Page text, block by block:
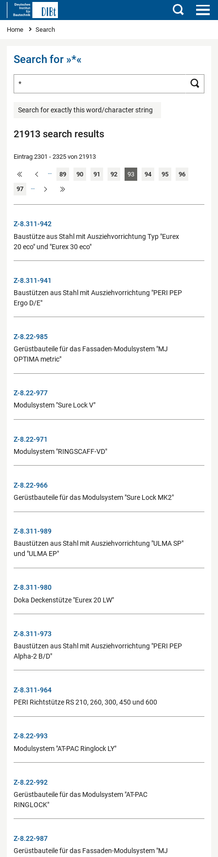
Search
You are here
Home Search
Search for »*«
Search for exactly this word/character string
21913 search results
Eintrag 2301 - 2325 von 21913
… 89 90 91 92 93 94 95 96
97 …
Z-8.311-942
Baustütze aus Stahl mit Ausziehvorrichtung Typ "Eurex
20 eco" und "Eurex 30 eco"
Z-8.311-941
Baustützen aus Stahl mit Ausziehvorrichtung "PERI PEP
Ergo D/E"
Z-8.22-985
Gerüstbauteile für das Fassaden-Modulsystem "MJ
OPTIMA metric"
Z-8.22-977
Modulsystem "Sure Lock V"
Z-8.22-971
Modulsystem "RINGSCAFF-VD"
Z-8.22-966
Gerüstbauteile für das Modulsystem "Sure Lock MK2"
Z-8.311-989
Baustützen aus Stahl mit Ausziehvorrichtung "ULMA SP"
und "ULMA EP"
Z-8.311-980
Doka Deckenstütze "Eurex 20 LW"
Z-8.311-973
Baustützen aus Stahl mit Ausziehvorrichtung "PERI PEP
Alpha-2 B/D"
Z-8.311-964
PERI Richtstütze RS 210, 260, 300, 450 und 600
Z-8.22-993
Modulsystem "AT-PAC Ringlock LY"
Z-8.22-992
Gerüstbauteile für das Modulsystem "AT-PAC
RINGLOCK"
Z-8.22-987
Gerüstbauteile für das Fassaden-Modulsystem "MJ